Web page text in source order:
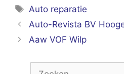
Tags
Auto reparatie
Auto-Revista BV
Aaw VOF Wilp
Zoek